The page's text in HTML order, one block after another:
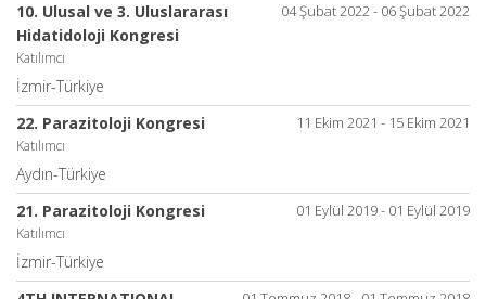
04 Şubat 2022 - 06 Şubat 2022
10. Ulusal ve 3. Uluslararası
Hidatidoloji Kongresi
Katılımcı
İzmir-Türkiye
11 Ekim 2021 - 15 Ekim 2021
22. Parazitoloji Kongresi
Katılımcı
Aydın-Türkiye
01 Eylül 2019 - 01 Eylül 2019
21. Parazitoloji Kongresi
Katılımcı
İzmir-Türkiye